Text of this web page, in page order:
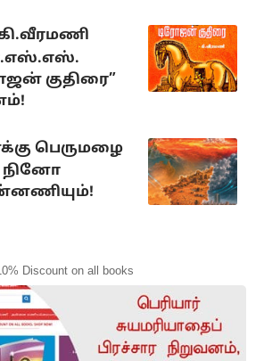
குதிரை”
பெருமழை
நினோ
Discount on all books